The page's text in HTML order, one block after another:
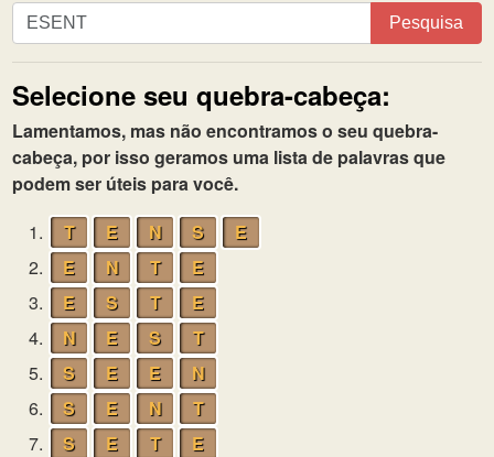
Pesquisa
por
letras.
Digite
todas
as
letras
do
quebra-
cabeça:
Pesquisa
Selecione seu quebra-cabeça:
Lamentamos, mas não encontramos o seu quebra-
cabeça, por isso geramos uma lista de palavras que
podem ser úteis para você.
1.
T E N S
E
2.
E N T
E
3.
E S T
E
4.
N E S
T
5.
S E E
N
6.
S E N
T
7.
S E T
E